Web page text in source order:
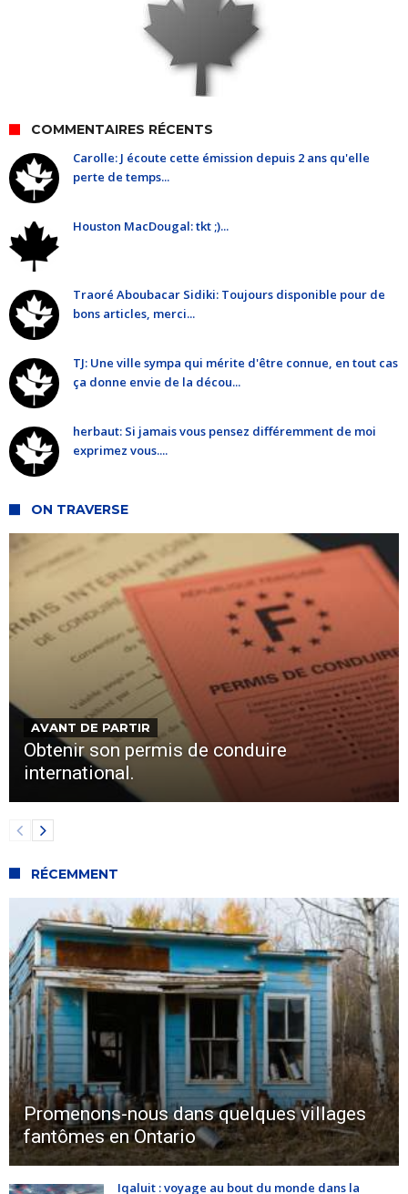
COMMENTAIRES RÉCENTS
Carolle: J écoute cette émission depuis 2 ans qu'elle
perte de temps...
Houston MacDougal: tkt ;)...
Traoré Aboubacar Sidiki: Toujours disponible pour de
bons articles, merci...
TJ: Une ville sympa qui mérite d'être connue, en tout cas
ça donne envie de la décou...
herbaut: Si jamais vous pensez différemment de moi
exprimez vous....
ON TRAVERSE
AVANT DE PARTIR
Obtenir son permis de conduire
international.
RÉCEMMENT
Promenons-nous dans quelques villages
fantômes en Ontario
Iqaluit : voyage au bout du monde dans la